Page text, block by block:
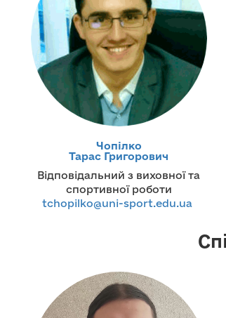
Чопілко
Тарас Григорович
Відповідальний з виховної та
спортивної роботи
tchopilko@uni-sport.edu.ua